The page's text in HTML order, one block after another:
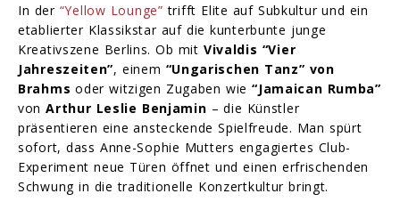
In der “Yellow Lounge” trifft Elite auf Subkultur und ein
etablierter Klassikstar auf die kunterbunte junge
Kreativszene Berlins. Ob mit Vivaldis “Vier
Jahreszeiten”, einem “Ungarischen Tanz” von
Brahms oder witzigen Zugaben wie“Jamaican Rumba”
vonArthur Leslie Benjamin – die Künstler
präsentieren eine ansteckende Spielfreude. Man spürt
sofort, dass Anne-Sophie Mutters engagiertes Club-
Experiment neue Türen öffnet und einen erfrischenden
Schwung in die traditionelle Konzertkultur bringt.